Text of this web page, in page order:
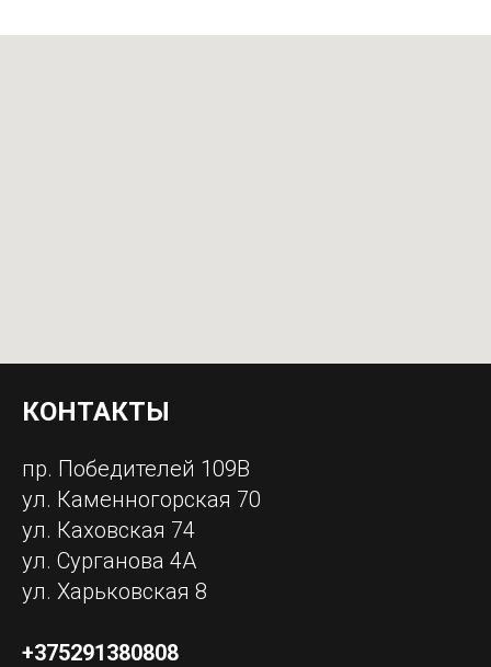
КОНТАКТЫ
пр. Победителей 109В
ул. Каменногорская 70
ул. Каховская 74
ул. Сурганова 4А
ул. Харьковская 8
+375291380808